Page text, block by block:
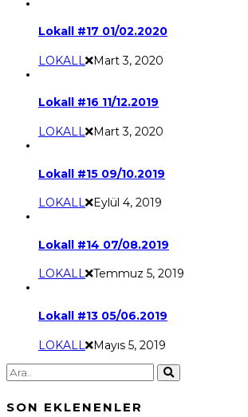
Lokall #17 01/02.2020
LOKALL Mart 3, 2020
Lokall #16 11/12.2019
LOKALL Mart 3, 2020
Lokall #15 09/10.2019
LOKALL Eylül 4, 2019
Lokall #14 07/08.2019
LOKALL Temmuz 5, 2019
Lokall #13 05/06.2019
LOKALL Mayıs 5, 2019
SON EKLENENLER